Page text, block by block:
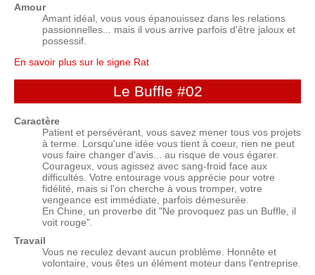
Amour
Amant idéal, vous vous épanouissez dans les relations
passionnelles... mais il vous arrive parfois d'être jaloux et
possessif.
En savoir plus sur le signe Rat
Le Buffle #02
Caractère
Patient et persévérant, vous savez mener tous vos projets
à terme. Lorsqu'une idée vous tient à coeur, rien ne peut
vous faire changer d'avis... au risque de vous égarer.
Courageux, vous agissez avec sang-froid face aux
difficultés. Votre entourage vous apprécie pour votre
fidélité, mais si l'on cherche à vous tromper, votre
vengeance est immédiate, parfois démesurée.
En Chine, un proverbe dit "Ne provoquez pas un Buffle, il
voit rouge".
Travail
Vous ne reculez devant aucun problème. Honnête et
volontaire, vous êtes un élément moteur dans l'entreprise.